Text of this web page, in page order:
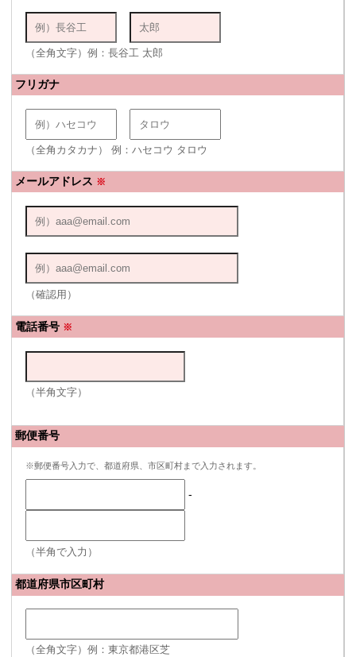
（全角文字）例：長谷工 太郎
フリガナ
（全角カタカナ） 例：ハセコウ タロウ
メールアドレス ※
（確認用）
電話番号 ※
（半角文字）
郵便番号
※郵便番号入力で、都道府県、市区町村まで入力されます。
-
（半角で入力）
都道府県市区町村
（全角文字）例：東京都港区芝